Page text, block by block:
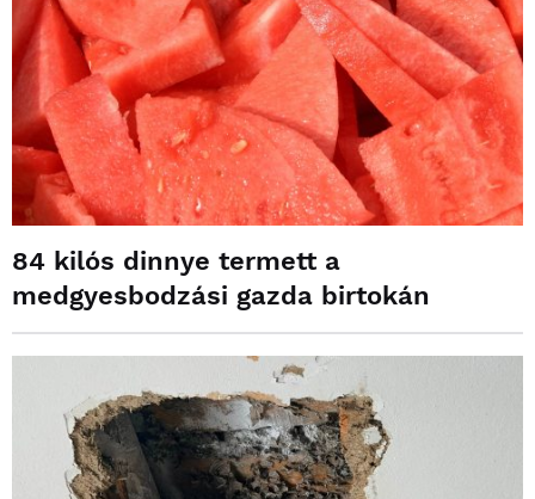
84 kilós dinnye termett a
medgyesbodzási gazda birtokán